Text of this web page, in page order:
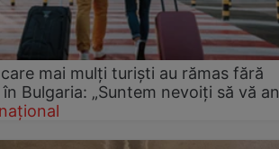
mai mulți turiști au rămas fără
Bulgaria: „Suntem nevoiți să vă